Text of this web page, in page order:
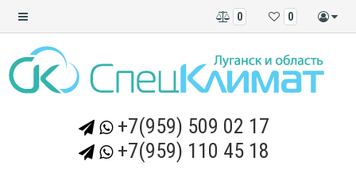
0
0
+7(959) 509 02 17
+7(959) 110 45 18